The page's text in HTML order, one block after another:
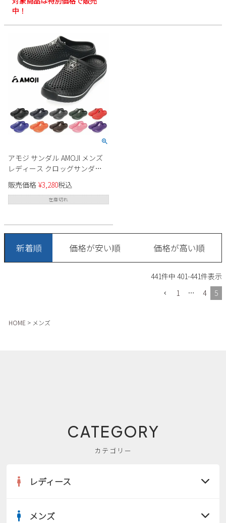
中！
アモジ サンダル AMOJI メンズ
レディース クロッグサンダル
スリッパ サボ オフィスシュー
ズ アウトドア キャンプ 旅行 軽
量 屈曲 ビジネス 仕事履き 1702
販売価格 ¥3,280税込
在庫切れ
新着順 価格が安い順 価格が高い順
441件中 401-441件表示
1
… 4 5
HOME メンズ
CATEGORY
カテゴリー
レディース
メンズ